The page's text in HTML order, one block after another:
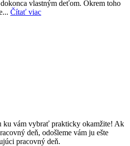
vlastným deťom. Okrem toho
Čítať viac
ku vám vybrať prakticky okamžite! Ak
deň, odošleme vám ju ešte
pracovný deň.